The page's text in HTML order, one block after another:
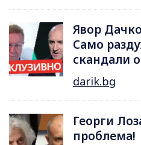
Явор
Само
скандали
darik.bg
Георги
проблема!